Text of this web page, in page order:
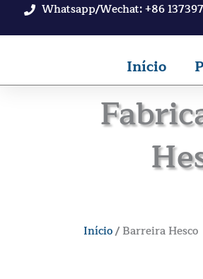
Saltar
Whatsapp/Wechat: +86
Início
Início/ Barreira Hesco